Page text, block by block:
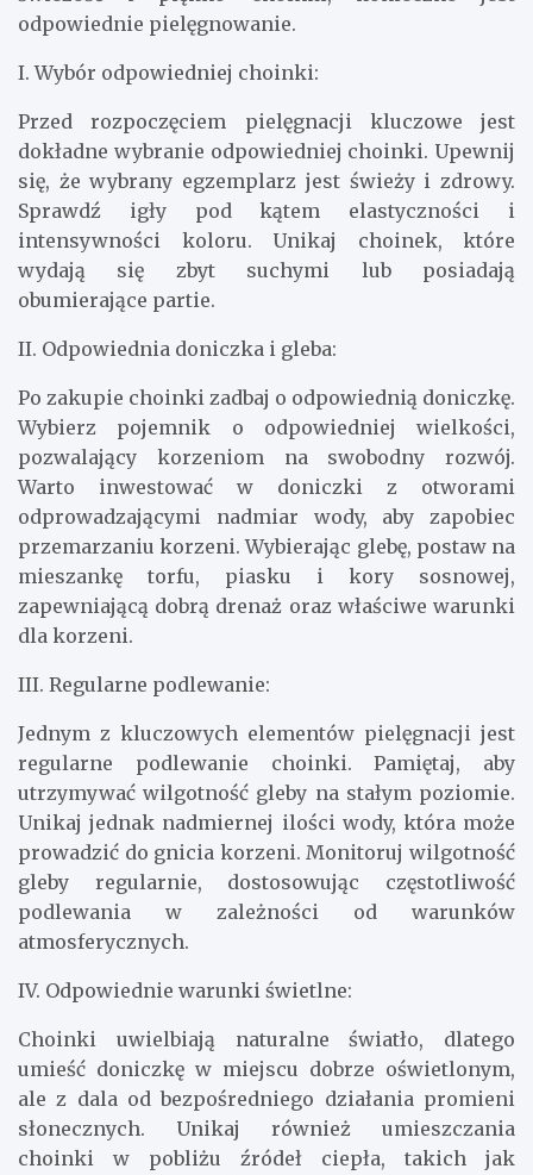
odpowiednie pielęgnowanie.
I. Wybór odpowiedniej choinki:
Przed rozpoczęciem pielęgnacji kluczowe jest
dokładne wybranie odpowiedniej choinki. Upewnij
się, że wybrany egzemplarz jest świeży i zdrowy.
Sprawdź igły pod kątem elastyczności i
intensywności koloru. Unikaj choinek, które
wydają się zbyt suchymi lub posiadają
obumierające partie.
II. Odpowiednia doniczka i gleba:
Po zakupie choinki zadbaj o odpowiednią doniczkę.
Wybierz pojemnik o odpowiedniej wielkości,
pozwalający korzeniom na swobodny rozwój.
Warto inwestować w doniczki z otworami
odprowadzającymi nadmiar wody, aby zapobiec
przemarzaniu korzeni. Wybierając glebę, postaw na
mieszankę torfu, piasku i kory sosnowej,
zapewniającą dobrą drenaż oraz właściwe warunki
dla korzeni.
III. Regularne podlewanie:
Jednym z kluczowych elementów pielęgnacji jest
regularne podlewanie choinki. Pamiętaj, aby
utrzymywać wilgotność gleby na stałym poziomie.
Unikaj jednak nadmiernej ilości wody, która może
prowadzić do gnicia korzeni. Monitoruj wilgotność
gleby regularnie, dostosowując częstotliwość
podlewania w zależności od warunków
atmosferycznych.
IV. Odpowiednie warunki świetlne:
Choinki uwielbiają naturalne światło, dlatego
umieść doniczkę w miejscu dobrze oświetlonym,
ale z dala od bezpośredniego działania promieni
słonecznych. Unikaj również umieszczania
choinki w pobliżu źródeł ciepła, takich jak